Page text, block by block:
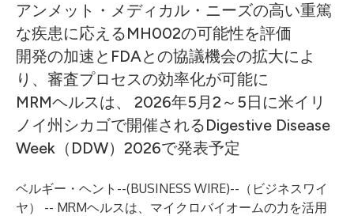
アンメット・メディカル・ニーズの高い重篤
な疾患に応えるMH002の可能性を評価
開発の加速とFDAとの協議機会の拡大によ
り、審査プロセスの効率化が可能に
MRMヘルスは、
2026年5月2～5日に米イリ
ノイ州シカゴで開催されるDigestive Disease
Week（DDW）2026で発表予定
ベルギー・ヘント--(BUSINESS WIRE)-- （ビジネスワイ
ヤ） -- MRMヘルスは、マイクロバイオームの力を活用